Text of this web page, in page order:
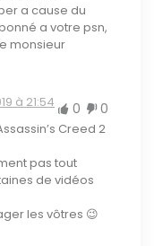
a cause du
a votre psn,
monsieur
à 21:54 0 0
Creed 2
pas tout
de vidéos
les vôtres 😉